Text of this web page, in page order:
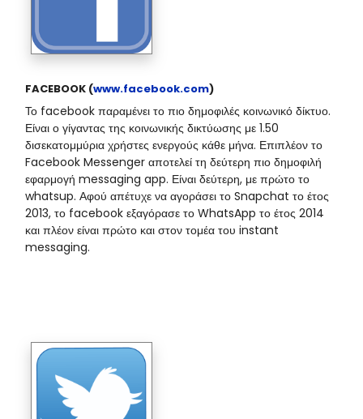
FACEBOOK (www.facebook.com)
Το facebook παραμένει το πιο δημοφιλές κοινωνικό δίκτυο.
Είναι ο γίγαντας της κοινωνικής δικτύωσης με 1.50
δισεκατομμύρια χρήστες ενεργούς κάθε μήνα. Επιπλέον το
Facebook Messenger αποτελεί τη δεύτερη πιο δημοφιλή
εφαρμογή messaging app. Είναι δεύτερη, με πρώτο το
whatsup. Αφού απέτυχε να αγοράσει το Snapchat το έτος
2013, το facebook εξαγόρασε το WhatsApp το έτος 2014
και πλέον είναι πρώτο και στον τομέα του instant
messaging.